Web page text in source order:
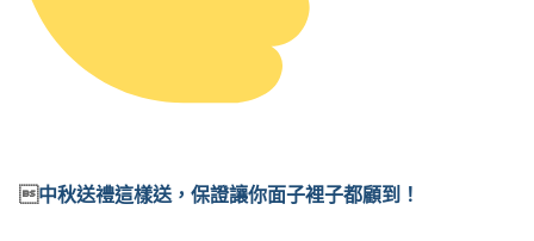
中秋送禮這樣送，保證讓你面子裡子都顧到！